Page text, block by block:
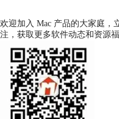
欢迎加入 Mac 产品的大家庭，
注，获取更多软件动态和资源福